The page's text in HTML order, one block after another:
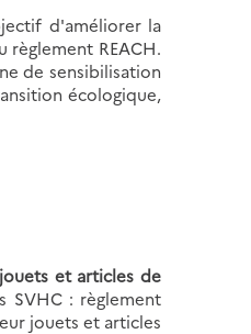
d'améliorer la
REACH.
de sensibilisation
écologique,
et articles de
SVHC : règlement
jouets et articles